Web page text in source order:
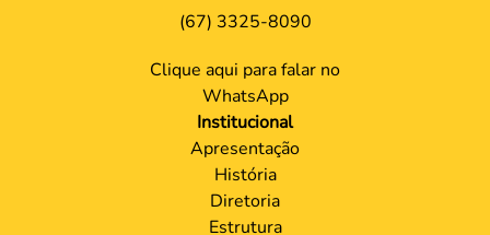
(67) 3325-8090
Clique aqui para falar no
WhatsApp
Institucional
Apresentação
História
Diretoria
Estrutura